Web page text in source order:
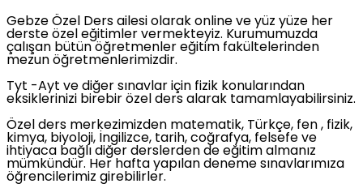
Gebze Özel Ders ailesi olarak online ve yüz yüze her
derste özel eğitimler vermekteyiz. Kurumumuzda
çalışan bütün öğretmenler eğitim fakültelerinden
mezun öğretmenlerimizdir.
Tyt -Ayt ve diğer sınavlar için fizik konularından
eksiklerinizi birebir özel ders alarak tamamlayabilirsiniz.
Özel ders merkezimizden matematik, Türkçe, fen , fizik,
kimya, biyoloji, İngilizce, tarih, coğrafya, felsefe ve
ihtiyaca bağlı diğer derslerden de eğitim almanız
mümkündür. Her hafta yapılan deneme sınavlarımıza
öğrencilerimiz girebilirler.